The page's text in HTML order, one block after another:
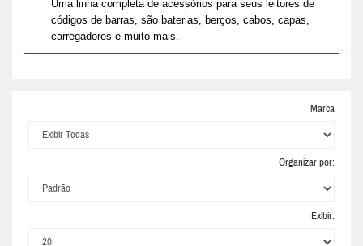
Uma linha completa de acessórios para seus leitores de
códigos de barras, são baterias, berços, cabos, capas,
carregadores e muito mais.
Marca
Organizar por:
Exibir: